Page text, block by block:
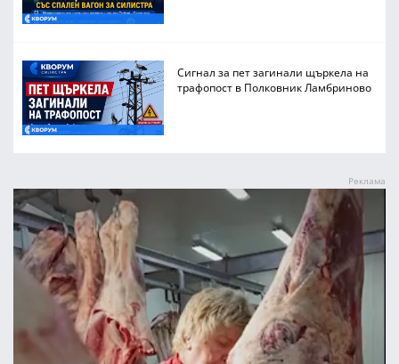
Сигнал за пет загинали щъркела на
трафопост в Полковник Ламбриново